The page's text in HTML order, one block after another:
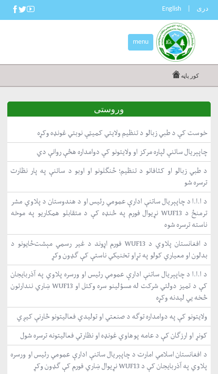
English دری
menu
کور پاڼه
وروستی
خوست کې د طبي زبالو د تنظیم ولایتي کمیټې نوبتي غونډه وکړه
چاپېریال ساتنې لپاره مرکز او ولایتونو کې دوامداره هڅې روانې دي
د طبي زبالو او کثافاتو د تنظیم؛ ځنګلونو او اوبو د ساتنې په پار نظارت
ترسره شو
د ا.ا.ا د چاپېریال ساتنې ادارې عمومي رئیس او د هندوستان د پلاوي مشر
ترمنځ د WUF13 نړیوال فورم په څنډه کې د متقابلو همکاریو په موخه
ناسته ترسره شوه
د افغانستان پلاوي د WUF13 فورم اړوند د غیر رسمي مېشت‌ځایونو د
بدلون او معیاري کولو په تړاو تخنیکي ناستې کې ګډون وکړ
د ا.ا.ا د چاپېریال ساتنې ادارې عمومي رئیس او ورسره پلاوي په آذربایجان
کې د تمیز دولتي شرکت له مسؤلینو سره وکتل او WUF13 ښاري نندارتون
څخه یي لیدنه وکړه
ولایتونو کې په دوامداره توګه د صنعتي او تولیدي فعالیتونو څارنې کیږي
کونړ او ارزګان کې د عامه پوهاوي غونډه او نظارتي فعالیتونه ترسره شول
د افغانستان اسلامي امارت د چاپېریال ساتنې ادارې عمومي رئیس او ورسره
پلاوي په آذربایجان کې د WUF13 نړیوال ښاري فورم کې ګډون وکړ